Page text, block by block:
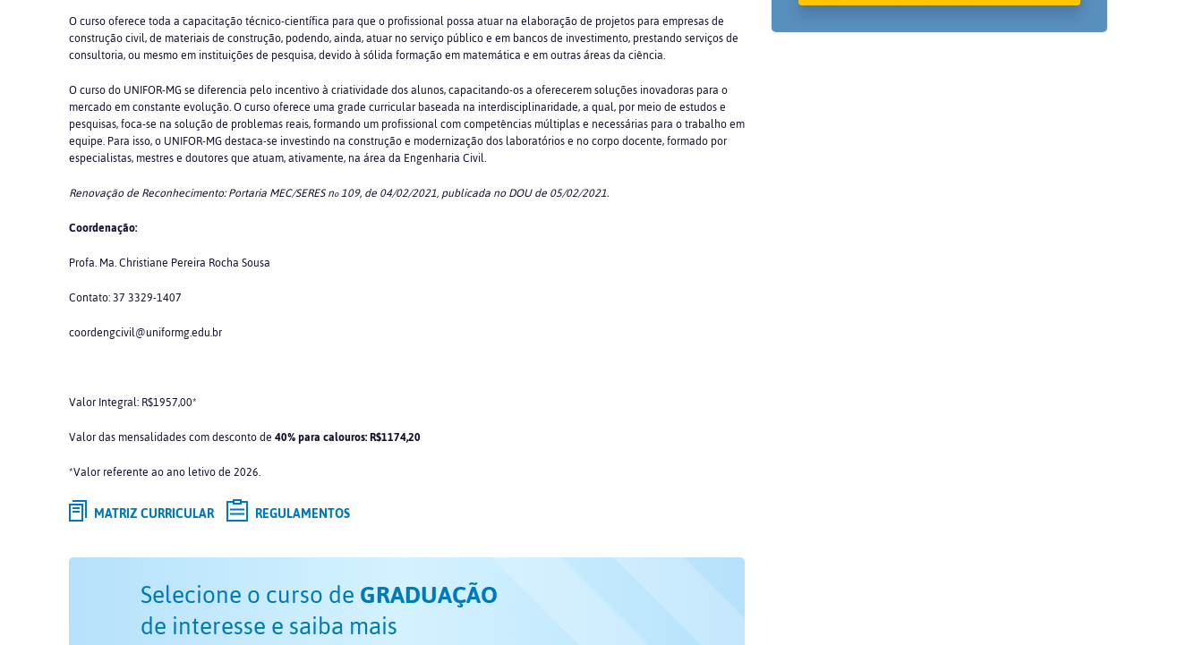
O curso oferece toda a capacitação técnico-científica para que o profissional possa atuar na elaboração de projetos para empresas de
construção civil, de materiais de construção, podendo, ainda, atuar no serviço público e em bancos de investimento, prestando serviços de
consultoria, ou mesmo em instituições de pesquisa, devido à sólida formação em matemática e em outras áreas da ciência.
O curso do UNIFOR-MG se diferencia pelo incentivo à criatividade dos alunos, capacitando-os a oferecerem soluções inovadoras para o
mercado em constante evolução. O curso oferece uma grade curricular baseada na interdisciplinaridade, a qual, por meio de estudos e
pesquisas, foca-se na solução de problemas reais, formando um profissional com competências múltiplas e necessárias para o trabalho em
equipe. Para isso, o UNIFOR-MG destaca-se investindo na construção e modernização dos laboratórios e no corpo docente, formado por
especialistas, mestres e doutores que atuam, ativamente, na área da Engenharia Civil.
Renovação de Reconhecimento: Portaria MEC/SERES no109, de 04/02/2021, publicada no DOU de 05/02/2021.
Coordenação:
Profa. Ma. Christiane Pereira Rocha Sousa
Contato: 37 3329-1407
coordengcivil@uniformg.edu.br
Valor Integral: R$1957,00*
Valor das mensalidades com desconto de40% para calouros: R$1174,20
*Valor referente ao ano letivo de 2026.
MATRIZ CURRICULAR REGULAMENTOS
Selecione o curso deGRADUAÇÃO
de interesse e saiba mais